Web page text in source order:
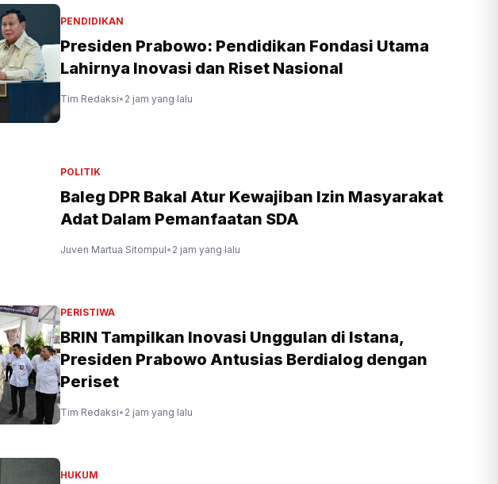
PENDIDIKAN
Presiden Prabowo: Pendidikan Fondasi Utama
Lahirnya Inovasi dan Riset Nasional
Tim Redaksi• 2 jam yang lalu
POLITIK
Baleg DPR Bakal Atur Kewajiban Izin Masyarakat
Adat Dalam Pemanfaatan SDA
Juven Martua Sitompul• 2 jam yang lalu
PERISTIWA
BRIN Tampilkan Inovasi Unggulan di Istana,
Presiden Prabowo Antusias Berdialog dengan
Periset
Tim Redaksi• 2 jam yang lalu
HUKUM